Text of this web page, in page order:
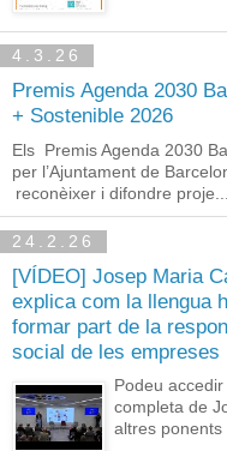
4.3.26
Premis Agenda 2030
+ Sostenible 2026
Els Premis Agenda 2030
per l’Ajuntament de
reconèixer i difondre proje...
24.2.26
[VÍDEO] Josep Maria
explica com la llengua
formar part de la
social de les empreses
Podeu
completa de
altres ponents